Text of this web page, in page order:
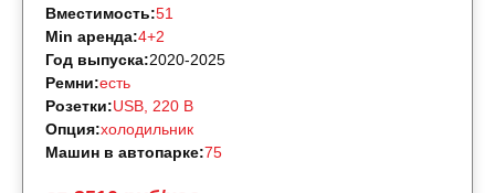
Вместимость:51
Min аренда:4+2
Год выпуска:2020-2025
Ремни:есть
Розетки:USB, 220 B
Опция:холодильник
Машин в автопарке:75